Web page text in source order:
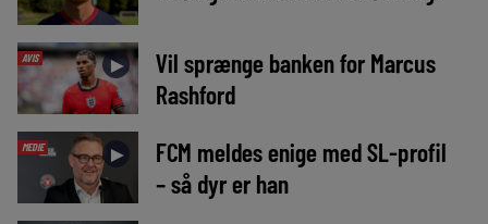
AVIS ►
Vil sprænge banken for Marcus
Rashford
MEDIE ►
FCM meldes enige med SL-profil
– så dyr er han